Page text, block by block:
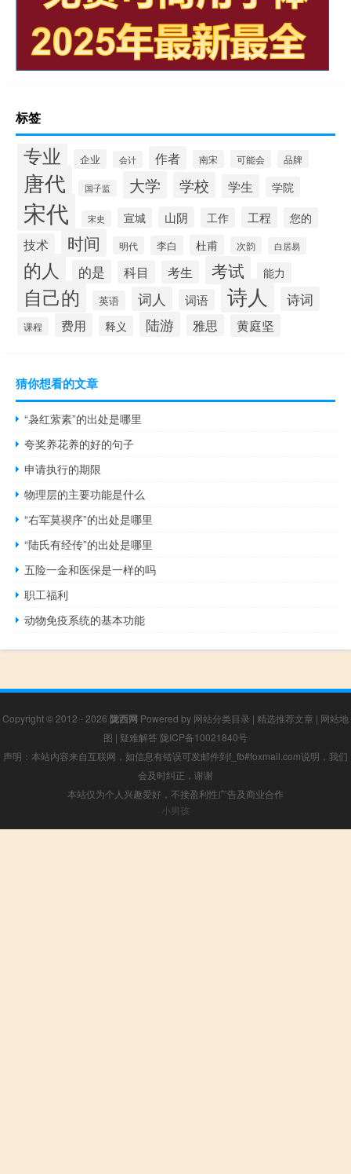
标签
专业 企业 会计 作者 南宋 可能会 品牌
唐代 国子监 大学 学校 学生 学院
宋代 宋史 宣城 山阴 工作 工程 您的
技术 时间 明代 李白 杜甫 次韵 白居易
的人 的是 科目 考生 考试 能力
自己的 英语 词人 词语 诗人 诗词
课程 费用 释义 陆游 雅思 黄庭坚
猜你想看的文章
“袅红萦素”的出处是哪里
夸奖养花养的好的句子
申请执行的期限
物理层的主要功能是什么
“右军莫禊序”的出处是哪里
“陆氏有经传”的出处是哪里
五险一金和医保是一样的吗
职工福利
动物免疫系统的基本功能
Copyright © 2012 - 2026 陇西网 Powered by 网站分类目录 | 精选推荐文章 | 网站地
图 | 疑难解答 陇ICP备10021840号
声明：本站内容来自互联网，如信息有错误可发邮件到f_fb#foxmail.com说明，我们
会及时纠正，谢谢
本站仅为个人兴趣爱好，不接盈利性广告及商业合作
小男孩